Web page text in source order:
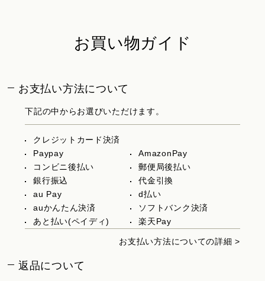
お買い物ガイド
お支払い方法について
下記の中からお選びいただけます。
クレジットカード決済
Paypay
AmazonPay
コンビニ後払い
郵便局後払い
銀行振込
代金引換
au Pay
d払い
auかんたん決済
ソフトバンク決済
あと払い(ペイディ)
楽天Pay
お支払い方法についての詳細 >
返品について